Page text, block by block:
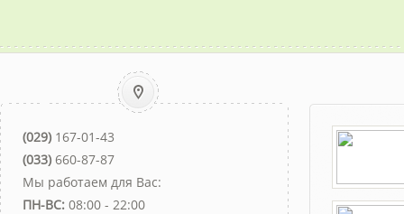
(029) 167-01-43
(033) 660-87-87
Мы работаем для Вас:
ПН-ВС: 08:00 - 22:00